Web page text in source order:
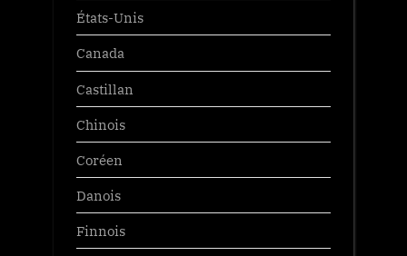
États-Unis
Canada
Castillan
Chinois
Coréen
Danois
Finnois